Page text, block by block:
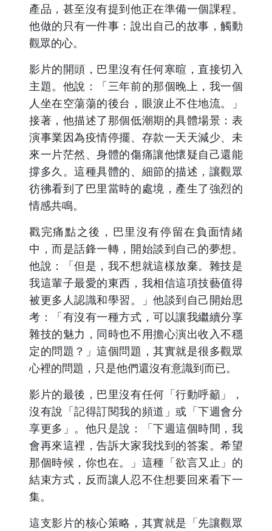
產品，甚至沒有提到他正在準備一個課程。
他做的只有一件事：說出自己的故事，觸動
觀眾的心。
影片的開頭，巴里沒有任何寒暄，直接切入
主題。他說：「三年前的那個晚上，我一個
人坐在空蕩蕩的後台，眼淚止不住地流。」
接著，他描述了那個低潮期的具體場景：表
演事業因為疫情停擺、存款一天天減少、未
來一片茫然、身體的傷痛讓他懷疑自己還能
撐多久。這種具體的、細節的描述，讓觀眾
彷彿看到了巴里當時的處境，產生了強烈的
情感共鳴。
戳完痛點之後，巴里沒有停留在負面情緒
中，而是話鋒一轉，開始談到自己的夢想。
他說：「但是，我不想就這樣放棄。雜技是
我這輩子最愛的東西，我相信這項技藝值得
被更多人認識和學習。」他談到自己開始思
考：「有沒有一種方式，可以讓我繼續分享
雜技的魅力，同時也不用擔心演出收入不穩
定的問題？」這個問題，其實就是很多觀眾
心裡的問題，只是他們還沒有意識到而已。
影片的最後，巴里沒有任何「行動呼籲」，
沒有說「記得訂閱我的頻道」或「下週會分
享更多」。他只是說：「下週這個時間，我
會再來這裡，告訴大家我找到的答案。希望
那個時候，你也在。」這種「欲言又止」的
結束方式，反而讓人忍不住想要回來看下一
集。
這支影片的核心策略，其實就是「先讓觀眾